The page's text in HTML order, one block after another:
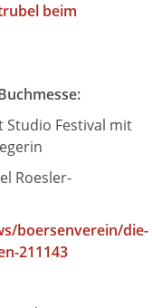
beim
Festival mit
Roesler-
boersenverein/die-
211143